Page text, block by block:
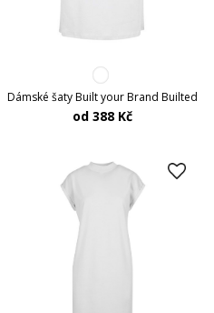
Dámské šaty Built your Brand Builted
od 388 Kč